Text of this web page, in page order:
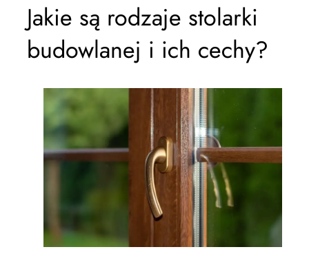
Jakie są rodzaje stolarki
budowlanej i ich cechy?